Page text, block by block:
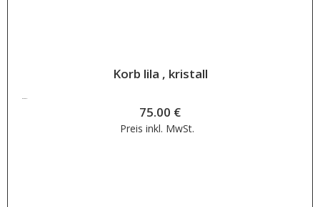
Korb lila , kristall
75.00 €
75.00 €
Preis inkl. MwSt.